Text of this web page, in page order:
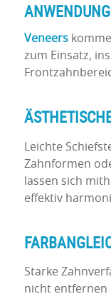
Veneers
zum Einsatz,
Leichte
Zahnformen
lassen sich
effektiv
Starke
nicht entfernen